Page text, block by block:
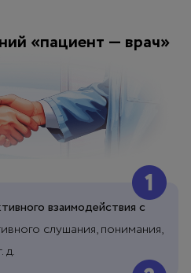
«пациент — врач»
взаимодействия с
слушания, понимания,
д.